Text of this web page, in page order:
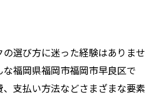
選び方に迷った経験はありませ
福岡県福岡市福岡市早良区で
支払い方法などさまざまな要素